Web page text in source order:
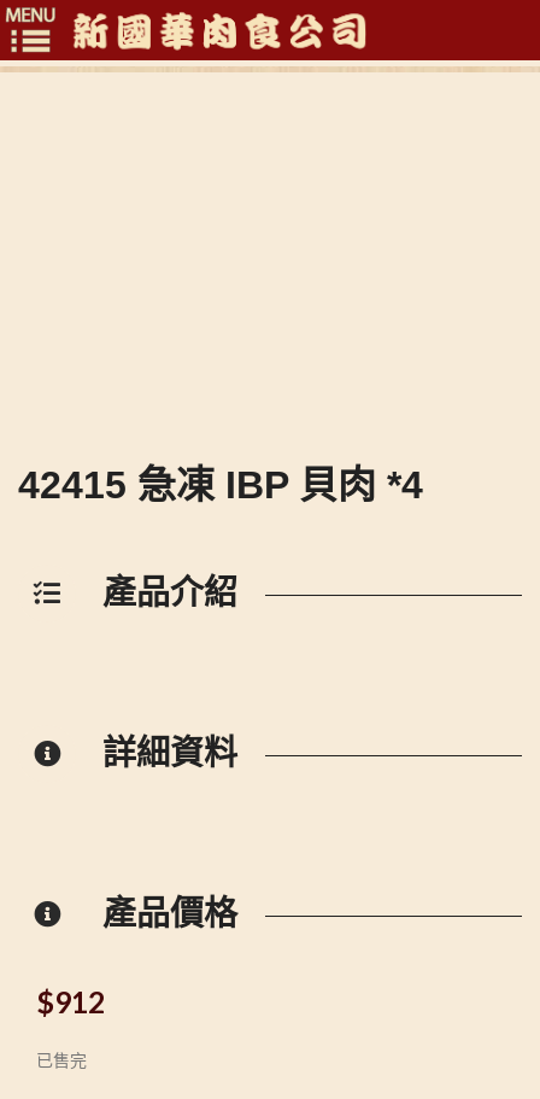
Toggle
42415 急凍 IBP 貝肉 *4
產品介紹
詳細資料
產品價格
$912
已售完